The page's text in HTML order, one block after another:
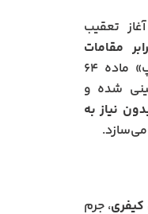
تعقیب
مقامات
است. این مورد در بند «پ» ماده ۶۴
شده و
نیاز به
می‌سازد.
، جرم